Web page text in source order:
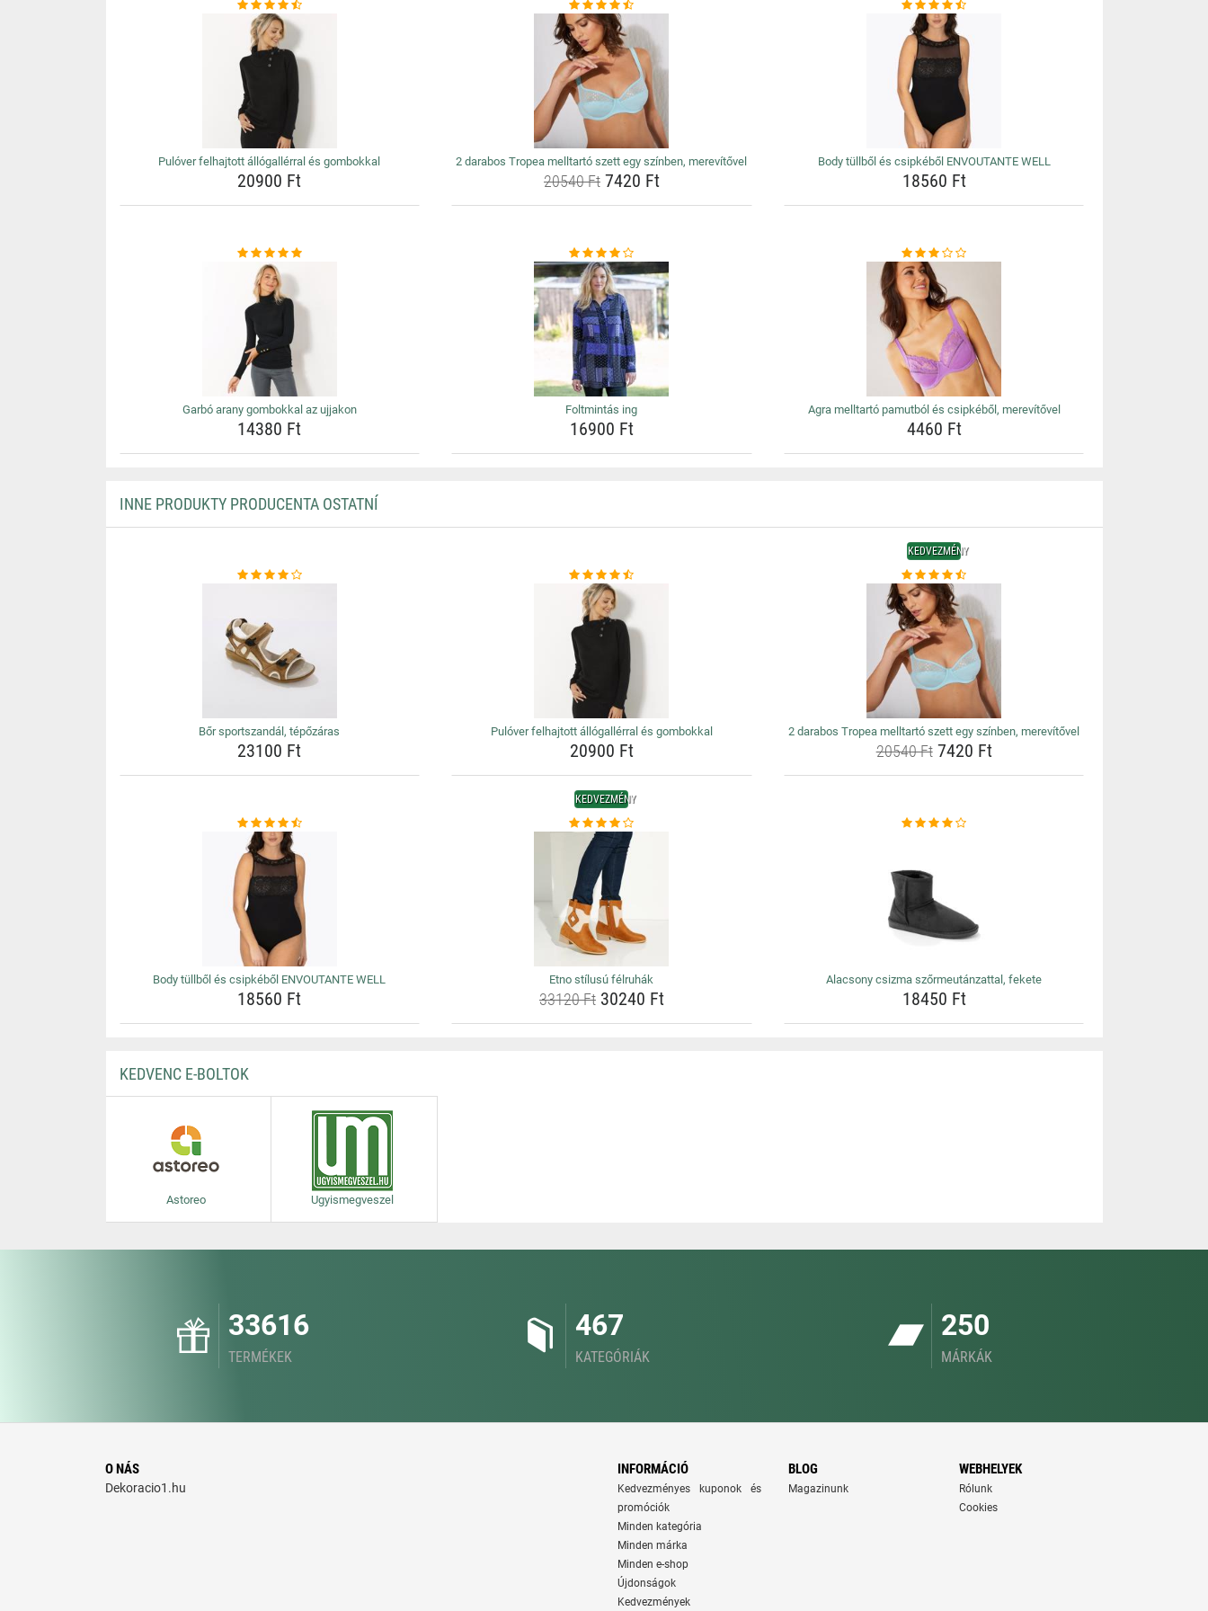
Pulóver felhajtott állógallérral és gombokkal
20900 Ft
2 darabos Tropea melltartó szett egy színben, merevítővel
20540 Ft7420 Ft
Body tüllből és csipkéből ENVOUTANTE WELL
18560 Ft
Garbó arany gombokkal az ujjakon
14380 Ft
Foltmintás ing
16900 Ft
Agra melltartó pamutból és csipkéből, merevítővel
4460 Ft
INNE PRODUKTY PRODUCENTA OSTATNÍ
Bőr sportszandál, tépőzáras
23100 Ft
Pulóver felhajtott állógallérral és gombokkal
20900 Ft
KEDVEZMÉNY
2 darabos Tropea melltartó szett egy színben, merevítővel
20540 Ft7420 Ft
Body tüllből és csipkéből ENVOUTANTE WELL
18560 Ft
KEDVEZMÉNY
Etno stílusú félruhák
33120 Ft30240 Ft
Alacsony csizma szőrmeutánzattal, fekete
18450 Ft
KEDVENC E-BOLTOK
Astoreo Ugyismegveszel
33616
TERMÉKEK
467
KATEGÓRIÁK
250
MÁRKÁK
O NÁS
Dekoracio1.hu
INFORMÁCIÓ
Kedvezményes kuponok és
promóciók
Minden kategória
Minden márka
Minden e-shop
Újdonságok
Kedvezmények
BLOG
Magazinunk
WEBHELYEK
Rólunk
Cookies